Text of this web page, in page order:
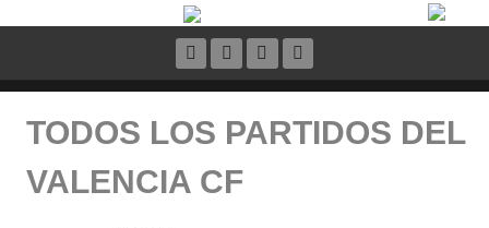
TODOS LOS PARTIDOS DEL
VALENCIA CF